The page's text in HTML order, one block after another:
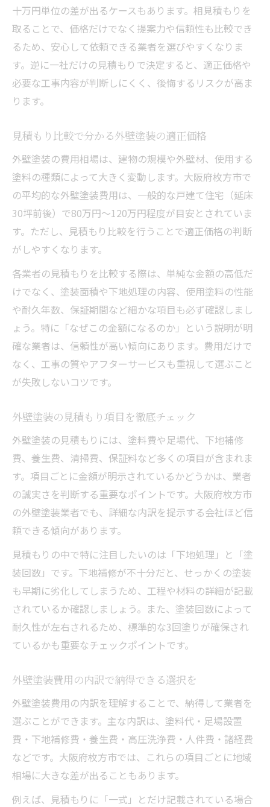
十万円単位の差が出るケースもあります。相見積もりを
取ることで、価格だけでなく提案力や信頼性も比較でき
るため、安心して依頼できる業者を選びやすくなりま
す。逆に一社だけの見積もりで決定すると、適正価格や
必要な工事内容が判断しにくく、後悔するリスクが高ま
ります。
見積もり比較で分かる外壁塗装の適正価格
外壁塗装の費用相場は、建物の規模や外壁材、使用する
塗料の種類によって大きく変動します。大阪府枚方市で
の平均的な外壁塗装費用は、一般的な戸建て住宅（延床
30坪前後）で80万円～120万円程度が目安とされていま
す。ただし、見積もり比較を行うことで適正価格の判断
がしやすくなります。
各業者の見積もりを比較する際は、単純な金額の高低だ
けでなく、塗装面積や下地処理の内容、使用塗料の性能
や耐久年数、保証期間など細かな項目も必ず確認しまし
ょう。特に「なぜこの金額になるのか」という説明が明
確な業者は、信頼性が高い傾向にあります。費用だけで
なく、工事の質やアフターサービスも重視して選ぶこと
が失敗しないコツです。
外壁塗装の見積もり項目を徹底チェック
外壁塗装の見積もりには、塗料費や足場代、下地補修
費、養生費、清掃費、保証料など多くの項目が含まれま
す。項目ごとに金額が明示されているかどうかは、業者
の誠実さを判断する重要なポイントです。大阪府枚方市
の外壁塗装業者でも、詳細な内訳を提示する会社ほど信
頼できる傾向があります。
見積もりの中で特に注目したいのは「下地処理」と「塗
装回数」です。下地補修が不十分だと、せっかくの塗装
も早期に劣化してしまうため、工程や材料の詳細が記載
されているか確認しましょう。また、塗装回数によって
耐久性が左右されるため、標準的な3回塗りが確保され
ているかも重要なチェックポイントです。
外壁塗装費用の内訳で納得できる選択を
外壁塗装費用の内訳を理解することで、納得して業者を
選ぶことができます。主な内訳は、塗料代・足場設置
費・下地補修費・養生費・高圧洗浄費・人件費・諸経費
などです。大阪府枚方市では、これらの項目ごとに地域
相場に大きな差が出ることもあります。
例えば、見積もりに「一式」とだけ記載されている場合